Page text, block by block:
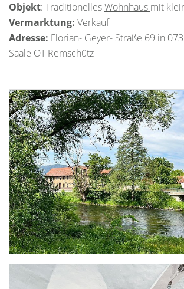
Objekt: TraditionellesWohnhaus mit
Vermarktung: Verkauf
Adresse: Florian- Geyer- Straße 69 in
Saale OT Remschütz